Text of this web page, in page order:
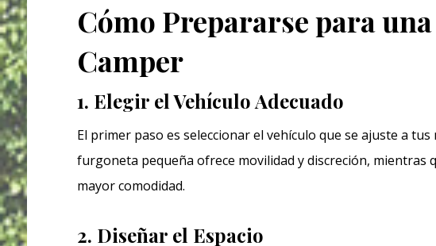
Cómo Prepararse para
Camper
1. Elegir el Vehículo Adecuado
El primer paso es seleccionar el vehículo que se ajuste a
furgoneta pequeña ofrece movilidad y discreción, mientras
mayor comodidad.
2. Diseñar el Espacio